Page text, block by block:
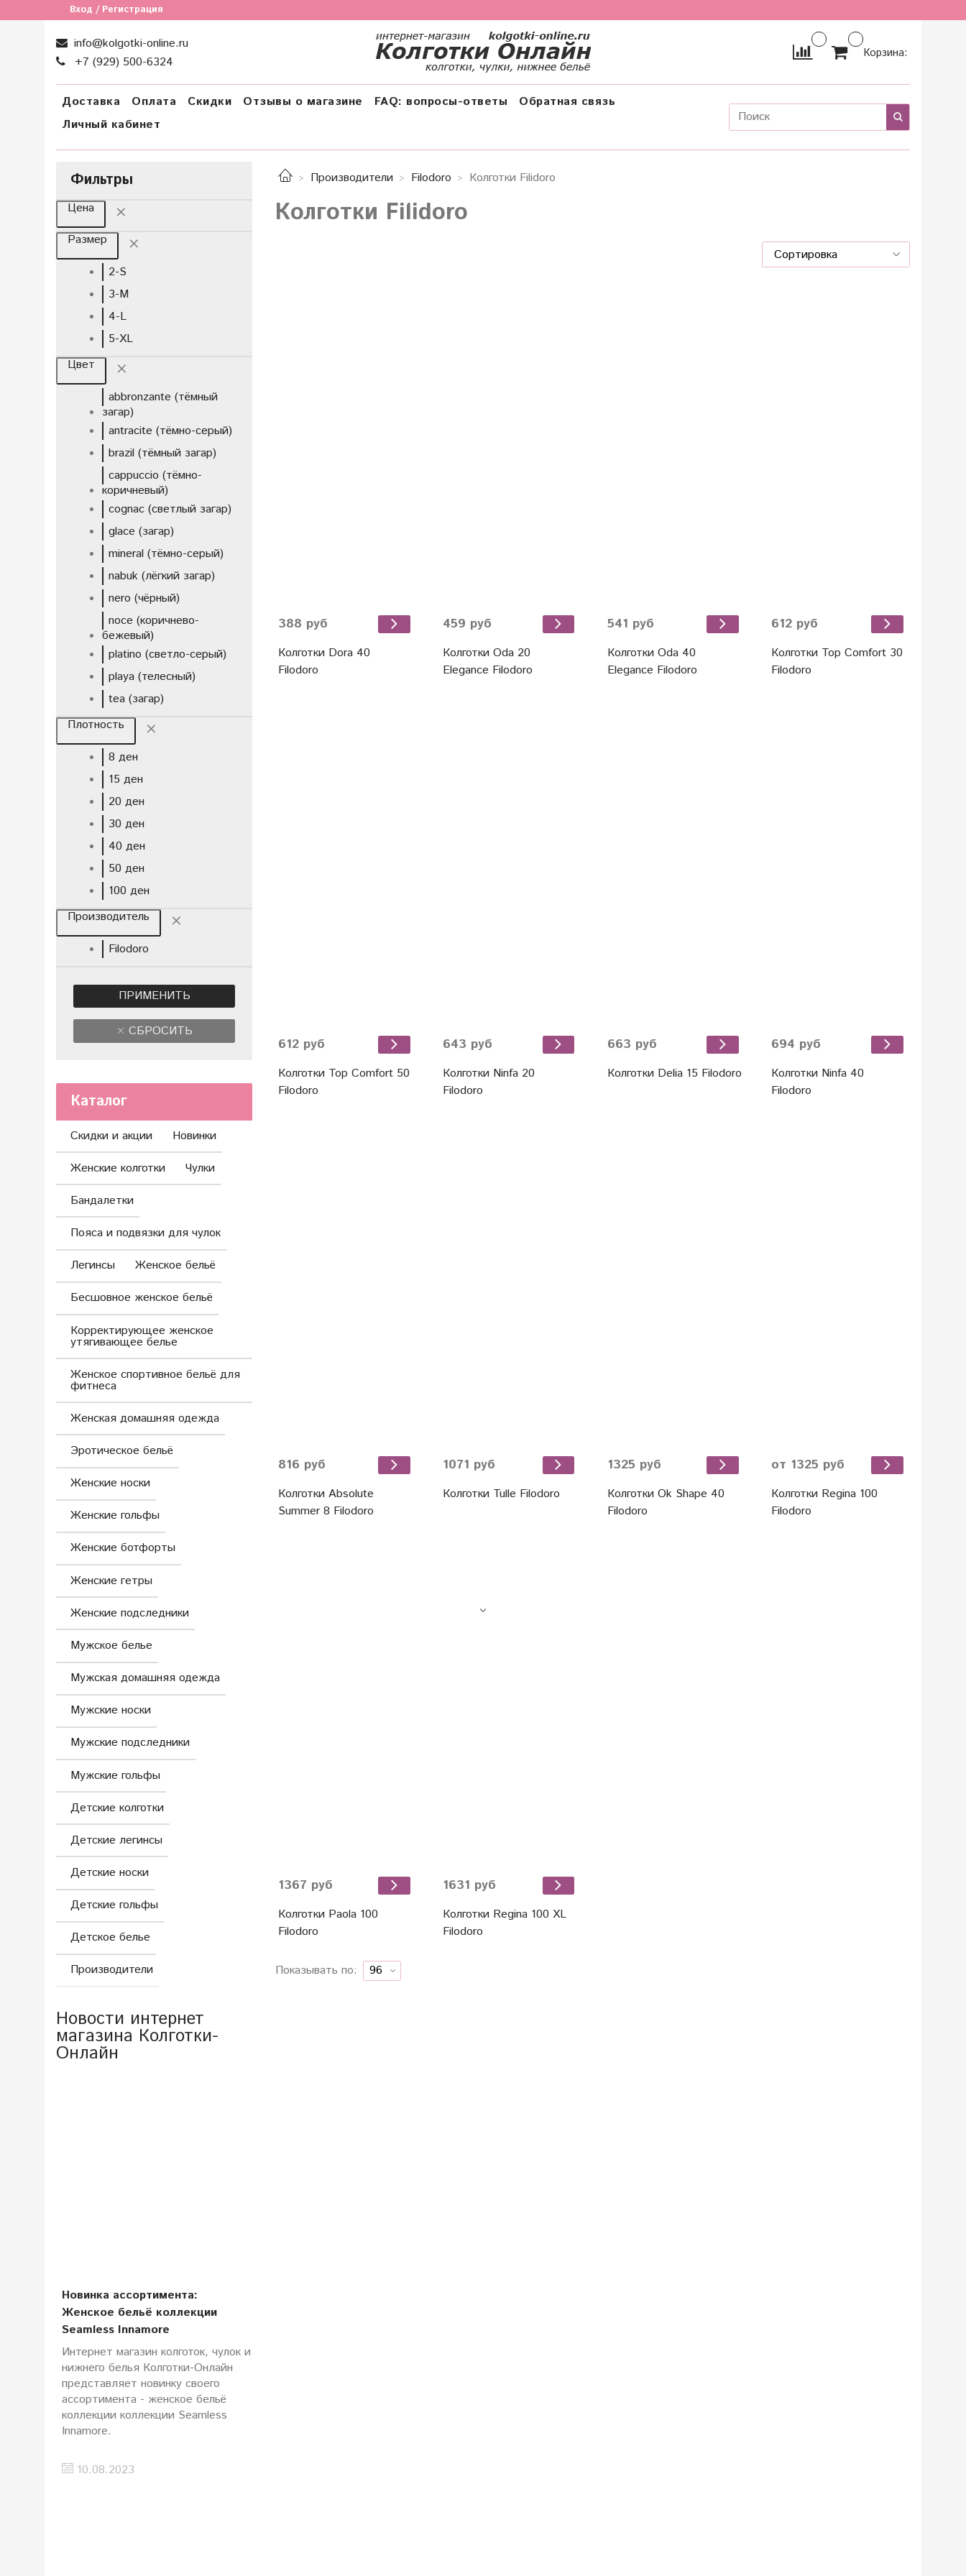
Вход / Регистрация
info@kolgotki-online.ru
+7 (929) 500-6324
Корзина:
Доставка Оплата Скидки Отзывы о магазине FAQ: вопросы-ответы
Обратная связь
Личный кабинет
Производители Filodoro Колготки Filidoro
Колготки Filidoro
388 руб
Колготки Dora 40
Filodoro
459 руб
Колготки Oda 20
Elegance Filodoro
541 руб
Колготки Oda 40
Elegance Filodoro
612 руб
Колготки Top Comfort 30
Filodoro
612 руб
Колготки Top Comfort 50
Filodoro
643 руб
Колготки Ninfa 20
Filodoro
663 руб
Колготки Delia 15 Filodoro
694 руб
Колготки Ninfa 40
Filodoro
816 руб
Колготки Absolute
Summer 8 Filodoro
1071 руб
Колготки Tulle Filodoro
1325 руб
Колготки Ok Shape 40
Filodoro
от 1325 руб
Колготки Regina 100
Filodoro
1367 руб
Колготки Paola 100
Filodoro
1631 руб
Колготки Regina 100 XL
Filodoro
Показывать по:
Фильтры
Размер
2-S
3-M
4-L
5-XL
Цвет
abbronzante (тёмный
загар)
antracite (тёмно-серый)
brazil (тёмный загар)
cappucciо (тёмно-
коричневый)
cognac (светлый загар)
glace (загар)
mineral (тёмно-серый)
nabuk (лёгкий загар)
nero (чёрный)
noce (коричнево-
бежевый)
platino (светло-серый)
playa (телесный)
tea (загар)
Плотность
8 ден
15 ден
20 ден
30 ден
40 ден
50 ден
100 ден
Производитель
Filodoro
ПРИМЕНИТЬ
СБРОСИТЬ
Каталог
Скидки и акции
Новинки
Женские колготки
Чулки
Бандалетки
Пояса и подвязки для чулок
Легинсы
Женское бельё
Бесшовное женское бельё
Корректирующее женское
утягивающее белье
Женское спортивное бельё для
фитнеса
Женская домашняя одежда
Эротическое бельё
Женские носки
Женские гольфы
Женские ботфорты
Женские гетры
Женские подследники
Мужское белье
Мужская домашняя одежда
Мужские носки
Мужские подследники
Мужские гольфы
Детские колготки
Детские легинсы
Детские носки
Детские гольфы
Детское белье
Производители
Новости интернет
магазина Колготки-
Онлайн
Новинка ассортимента:
Женское бельё коллекции
Seamless Innamore
Интернет магазин колготок, чулок и
нижнего белья Колготки-Онлайн
представляет новинку своего
ассортимента - женское бельё
коллекции коллекции Seamless
Innamore.
10.08.2023